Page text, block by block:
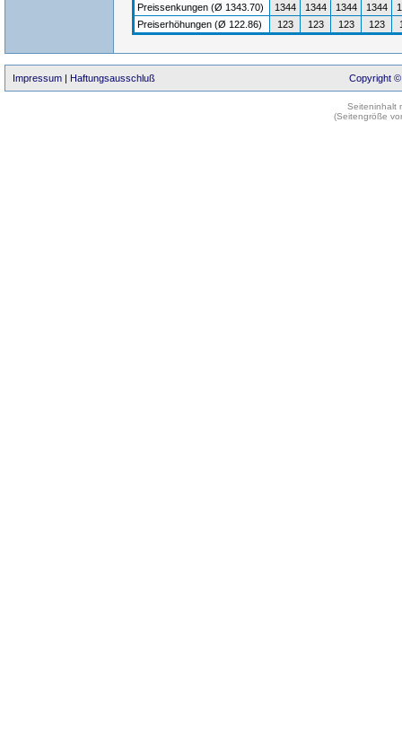
Preissenkungen (Ø 1343.70)
1344 1344 1344 1344
Preiserhöhungen (Ø 122.86)
123 123 123 123
Impressum | Haftungsausschluß Copyright ©
Seiteninhalt
(Seitengröße